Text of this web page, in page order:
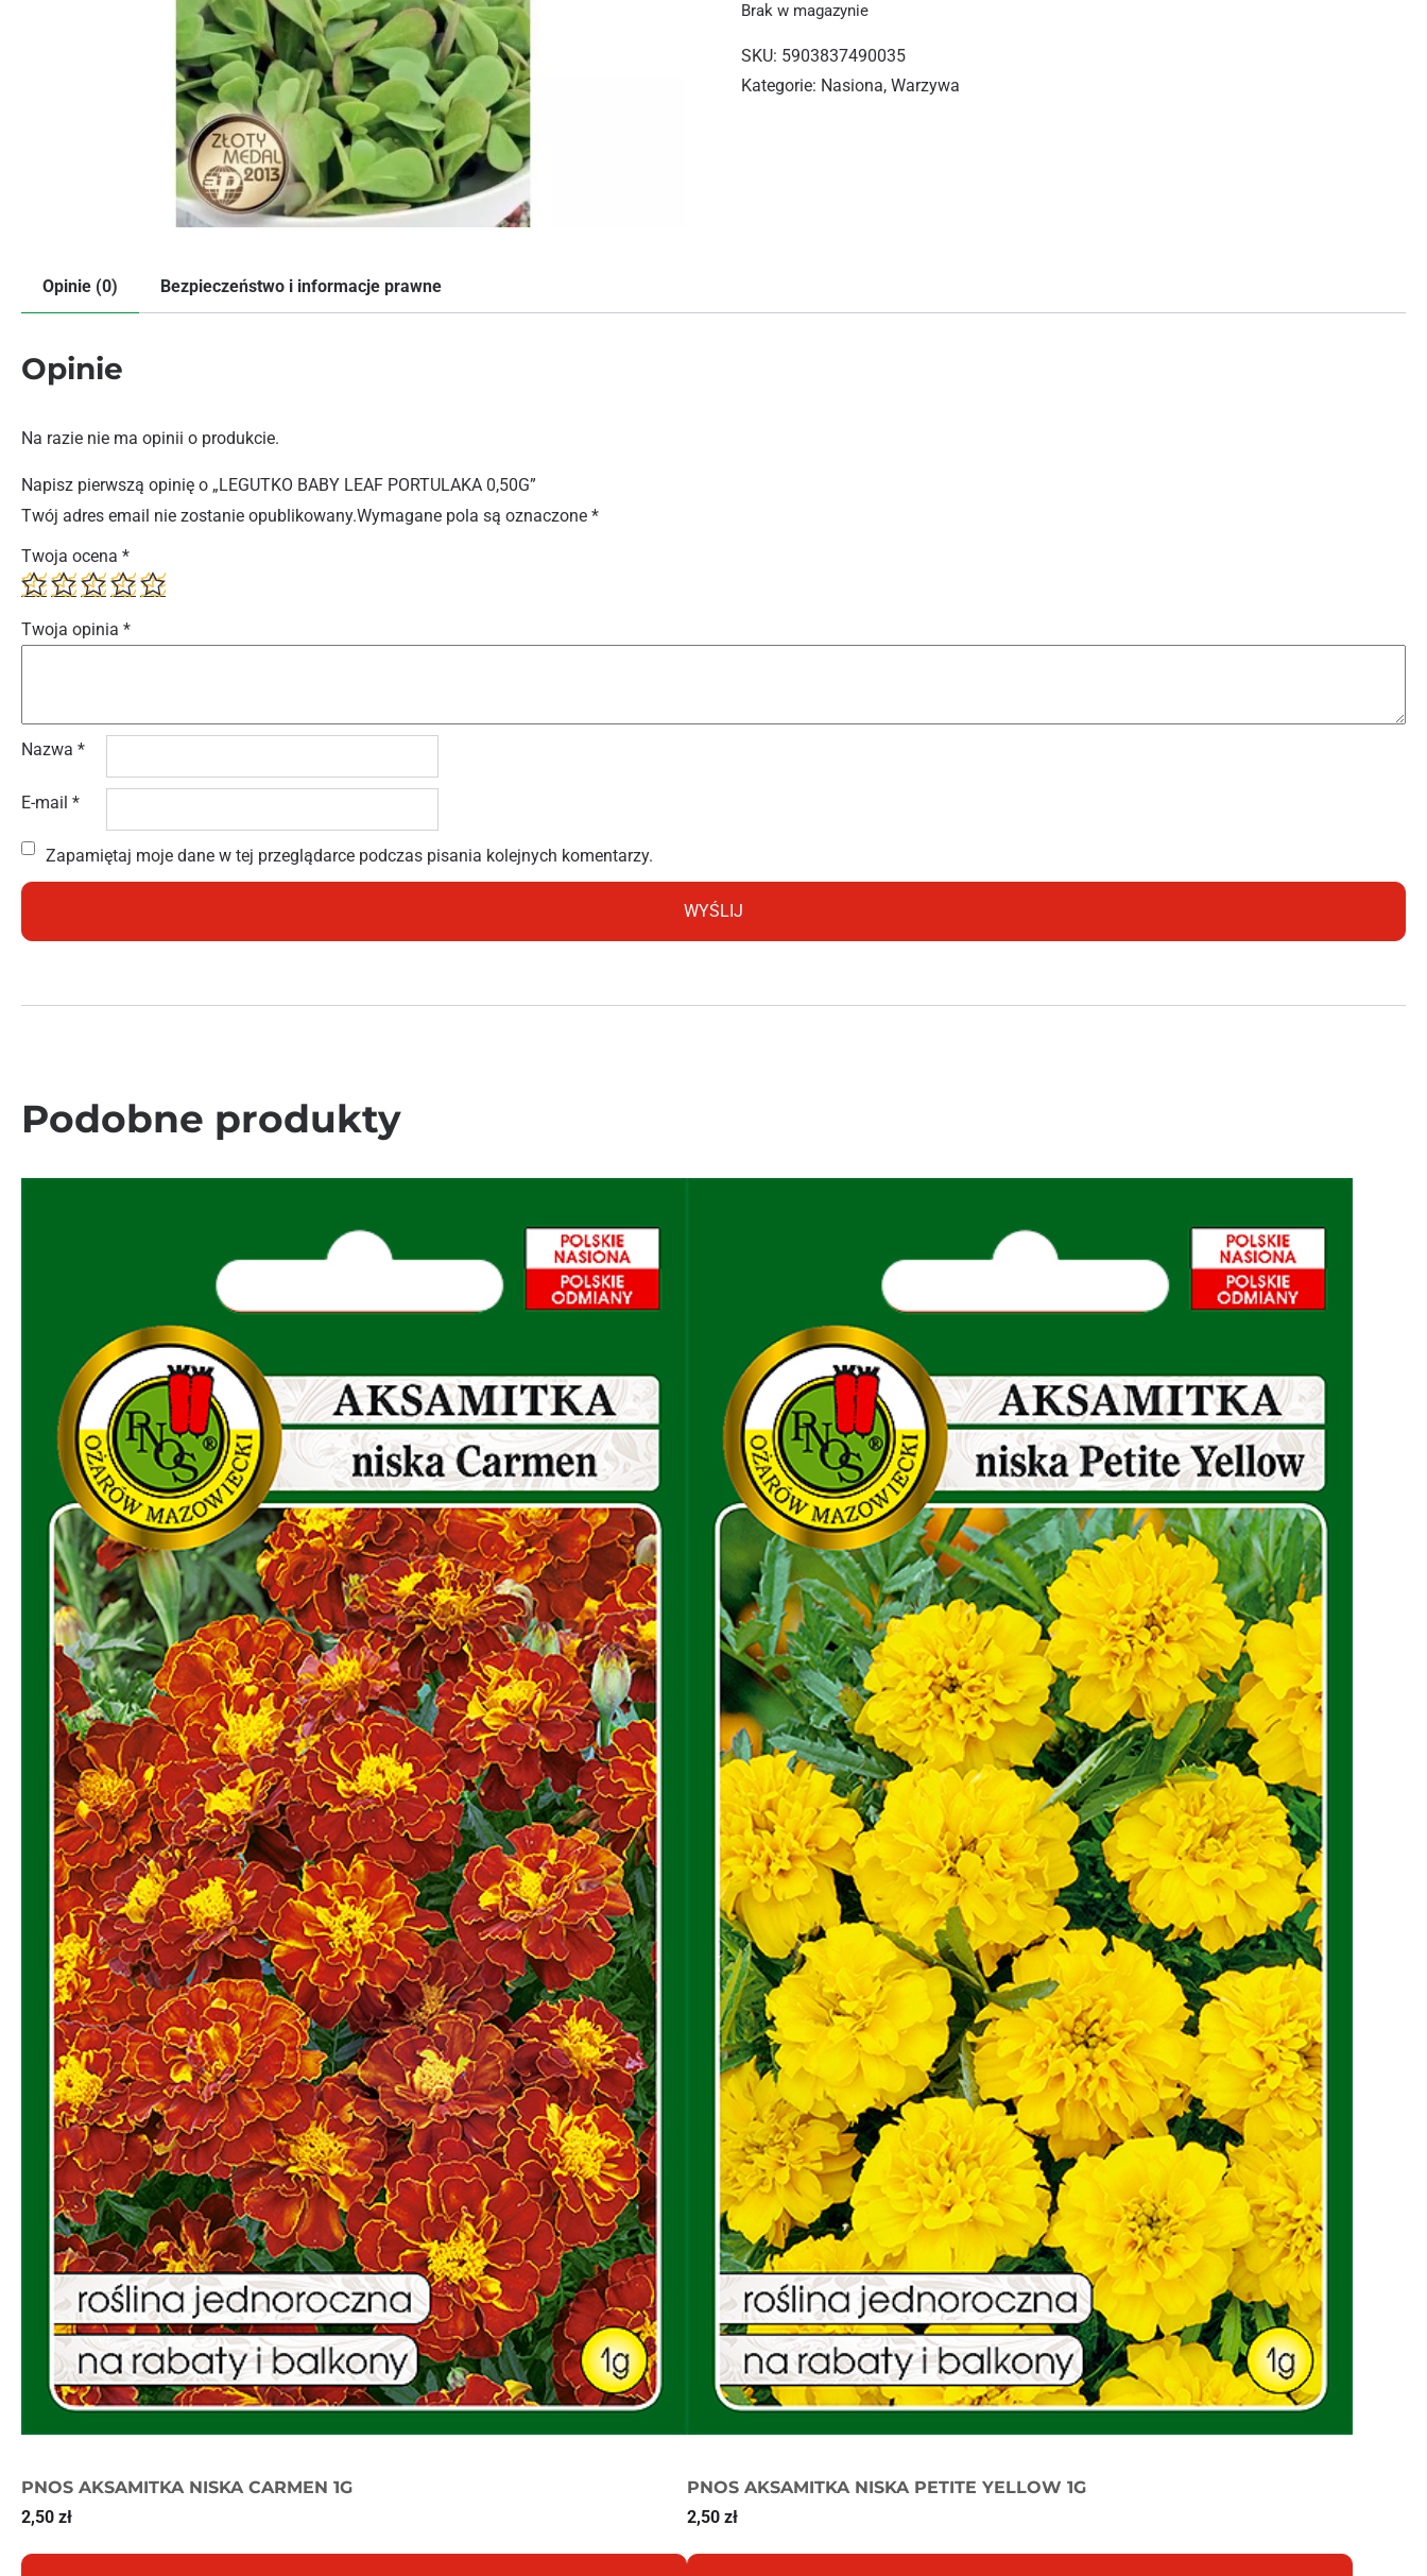
Brak w magazynie
SKU: 5903837490035
Kategorie: Nasiona,Warzywa
Opinie (0) Bezpieczeństwo i informacje prawne
Opinie
Na razie nie ma opinii o produkcie.
Napisz pierwszą opinię o „LEGUTKO BABY LEAF PORTULAKA 0,50G”
Twój adres email nie zostanie opublikowany.Wymagane pola są oznaczone *
Twoja ocena *
Twoja opinia *
Nazwa *
E-mail *
Zapamiętaj moje dane w tej przeglądarce podczas pisania kolejnych komentarzy.
Podobne produkty
PNOS AKSAMITKA NISKA CARMEN 1G
2,50 zł
PNOS AKSAMITKA NISKA PETITE YELLOW 1G
2,50 zł